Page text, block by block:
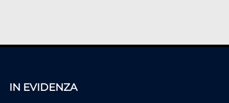
IN EVIDENZA